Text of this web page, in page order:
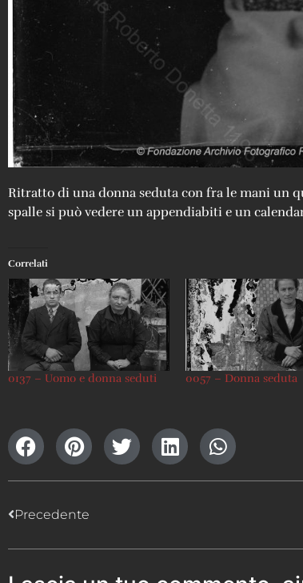
Ritratto di una donna seduta con fra le mani un
spalle si può vedere un appendiabiti e un
Correlati
0137 – Uomo e donna seduti 0057 – Donna seduta
Precedente